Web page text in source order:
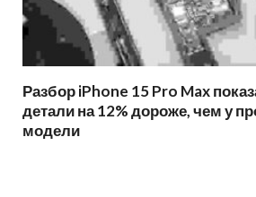
Разбор iPhone 15 Pro Max
детали на 12% дороже, чем у
модели